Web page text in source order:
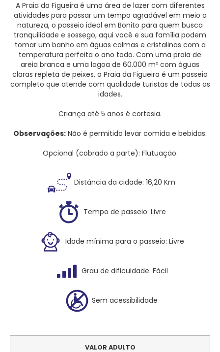
A Praia da Figueira é uma área de lazer com diferentes
atividades para passar um tempo agradável em meio a
natureza, o passeio ideal em Bonito para quem busca
tranquilidade e sossego, aqui você e sua família podem
tomar um banho em águas calmas e cristalinas com a
temperatura perfeita o ano todo. Com uma praia de
areia branca e uma lagoa de 60.000 m² com águas
claras repleta de peixes, a Praia da Figueira é um passeio
completo que atende com qualidade turistas de todas as
idades.
Criança até 5 anos é cortesia.
Observações: Não é permitido levar comida e bebidas.
Opcional (cobrado a parte): Flutuação.
Distância da cidade: 16,20 Km
Tempo de passeio: Livre
Idade mínima para o passeio: Livre
Grau de dificuldade: Fácil
Sem acessibilidade
VALOR ADULTO